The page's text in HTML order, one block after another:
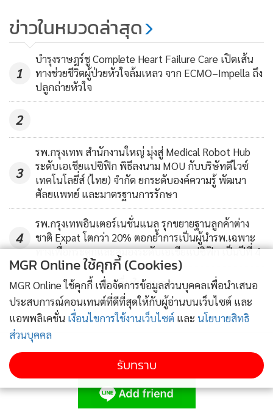
145
เมืองพัทยารณรงค์ปล่อยพันธุ์สัตว์น้ำ
เศรษฐกิจ เนื่องในวันสิ่งแวดล้อมโลก
ข่าวในหมวดล่าสุด
1
บำรุงราษฎร์ชู Complete Heart Failure Care เปิดเส้น
ทางช่วยชีวิตผู้ป่วยหัวใจล้มเหลว จาก ECMO–Impella ถึง
ปลูกถ่ายหัวใจ
2
3
รพ.กรุงเทพ สำนักงานใหญ่ มุ่งสู่ Medical Robot Hub
ระดับเอเชียแปซิฟิก พิธีลงนาม MOU กับบริษัทดีไวซ์
เทคโนโลยี่ส์ (ไทย) จำกัด ยกระดับองค์ความรู้ พัฒนา
ศัลยแพทย์ และมาตรฐานการรักษา
4
รพ.กรุงเทพอินเตอร์เนชั่นแนล รุกขยายฐานลูกค้าต่าง
ชาติ Expat โตกว่า 20% ตอกย้ำการเป็นผู้นำรพ.เฉพาะ
ทางเพื่อกระดูกและสมองระดับเอเชียแปซิฟิก เป็นปีที่ 4
ข่าวอื่นในหมวด
ติดตามข่าวสารผ่านทาง LINE
MGR Online ใช้คุกกี้ (Cookies)
MGR Online ใช้คุกกี้ เพื่อจัดการข้อมูลส่วนบุคคลเพื่อนำเสนอ
ประสบการณ์คอนเทนต์ที่ดีที่สุดให้กับผู้อ่านบนเว็บไซต์ และ
แอพพลิเคชั่น เงื่อนไขการใช้งานเว็บไซต์ และ นโยบายสิทธิ
ส่วนบุคคล
รับทราบ